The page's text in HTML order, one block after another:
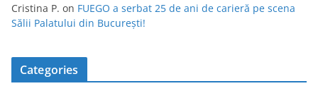
Cristina P. on FUEGO a serbat 25 de ani de carieră pe scena
Sălii Palatului din București!
Categories